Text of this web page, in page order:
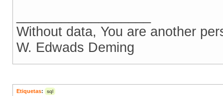
Without data, You are another
W. Edwads Deming
Etiquetas: sql